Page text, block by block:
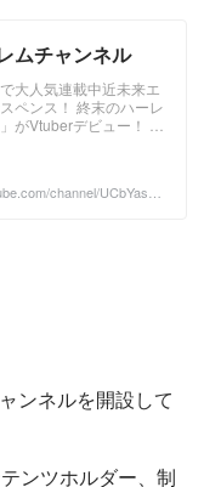
ムチャンネル
大人気連載中近未来エ
ペンス！ 終末のハーレ
がVtuberデビュー！ 終
終末のハーレム
channel/UCbYaskS
ンネルを開設して
ンツホルダー、制